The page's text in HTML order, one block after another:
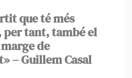
que té més
per tant, també el
de
– Guillem Casal